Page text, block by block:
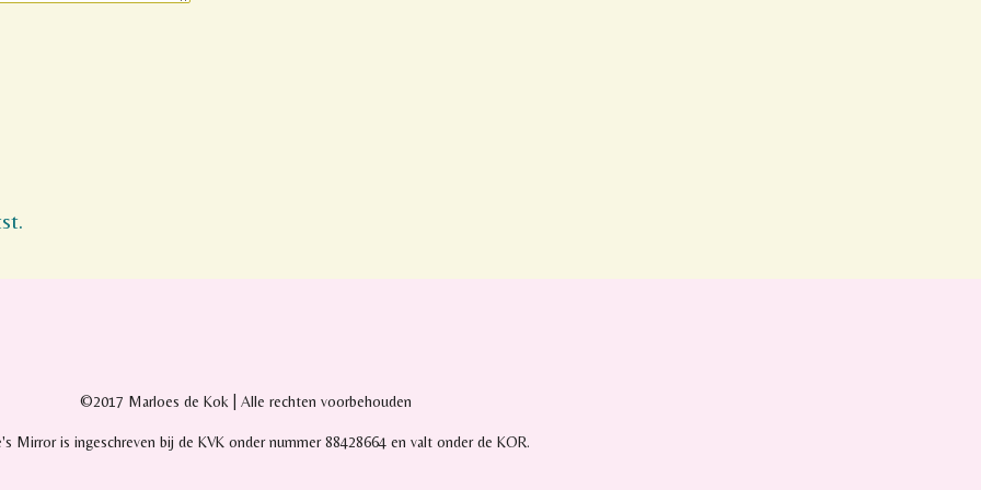
©2017 Marloes de Kok | Alle rechten voorbehouden
Mirror is ingeschreven bij de KVK onder nummer 88428664 en valt onder de KOR.